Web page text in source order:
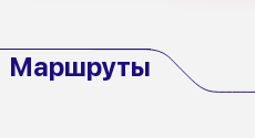
Маршруты